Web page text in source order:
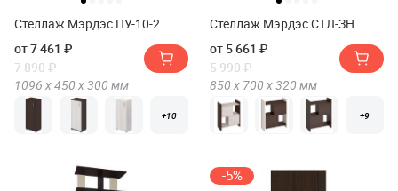
Стеллаж Мэрдэс ПУ-10-2
от 7 461 ₽
7 890 ₽
1096 х450 х300 мм
+10
Стеллаж Мэрдэс СТЛ-ЗН
от 5 661 ₽
5 990 ₽
850 х 700 х320 мм
+9
-5%